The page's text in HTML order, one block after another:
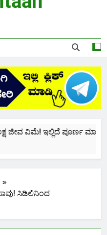
ಜೀವ ವಿಮೆ! ಇಲ್ಲಿದೆ ಪೂರ್ಣ ಮಾಹಿತಿ.
ಸಿಡಿಲಿನಿಂದ